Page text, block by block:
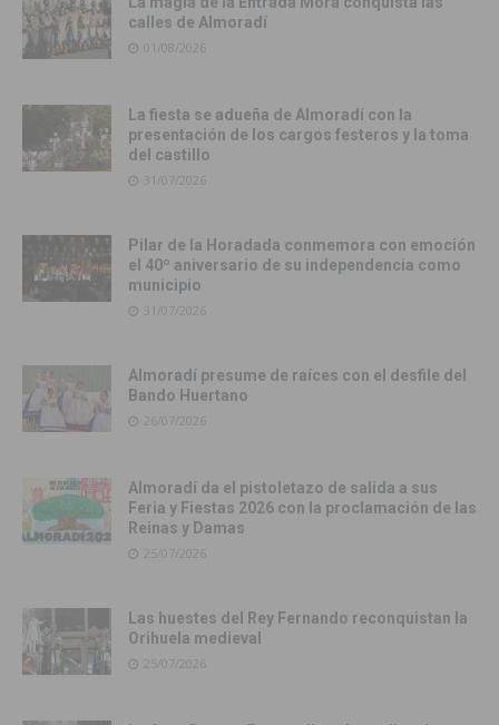
calles de Almoradí
01/08/2026
La fiesta se adueña de Almoradí con la
presentación de los cargos festeros y la toma
del castillo
31/07/2026
Pilar de la Horadada conmemora con emoción
el 40º aniversario de su independencia como
municipio
31/07/2026
Almoradí presume de raíces con el desfile del
Bando Huertano
26/07/2026
Almoradí da el pistoletazo de salida a sus
Feria y Fiestas 2026 con la proclamación de las
Reinas y Damas
25/07/2026
Las huestes del Rey Fernando reconquistan la
Orihuela medieval
25/07/2026